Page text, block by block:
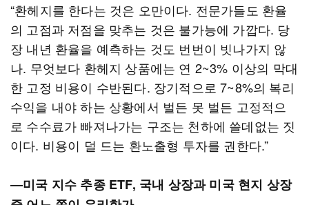
“환헤지를 한다는 것은 오만이다. 전문가들도 환율
의 고점과 저점을 맞추는 것은 불가능에 가깝다. 당
장 내년 환율을 예측하는 것도 번번이 빗나가지 않
나. 무엇보다 환헤지 상품에는 연 2~3% 이상의 막대
한 고정 비용이 수반된다. 장기적으로 7~8%의 복리
수익을 내야 하는 상황에서 벌든 못 벌든 고정적으
로 수수료가 빠져나가는 구조는 천하에 쓸데없는 짓
이다. 비용이 덜 드는 환노출형 투자를 권한다.”
―미국 지수 추종 ETF, 국내 상장과 미국 현지 상장